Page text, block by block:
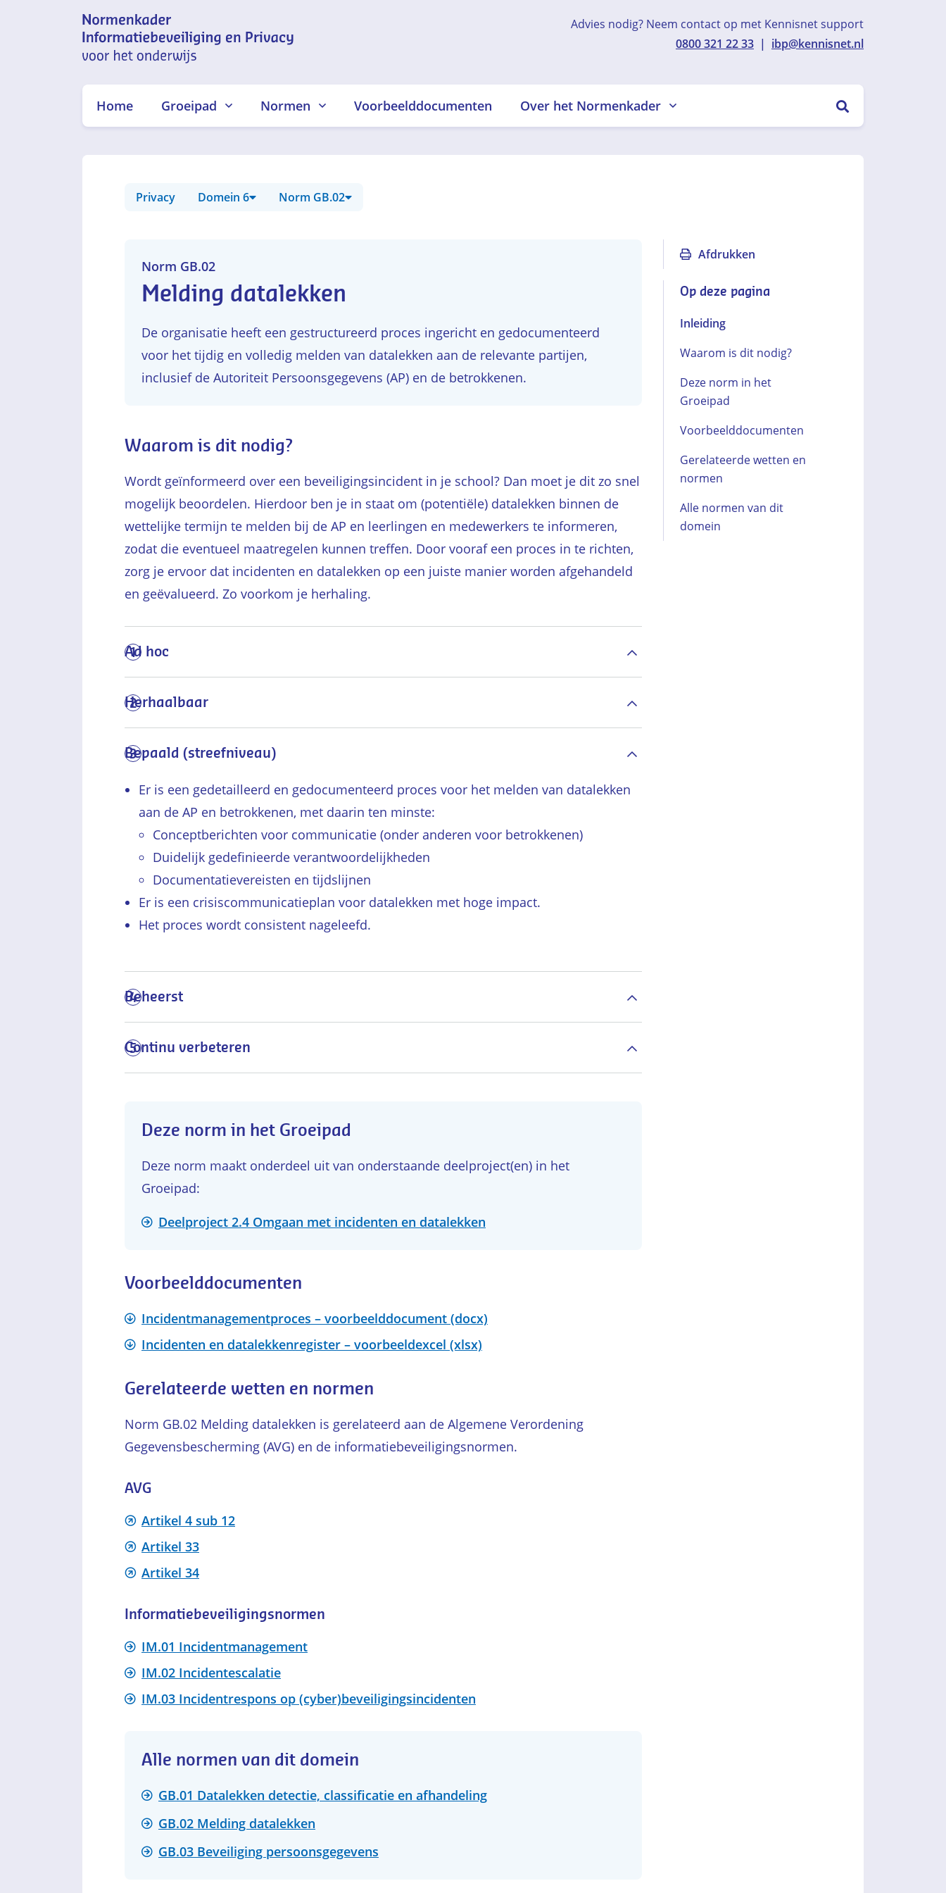
informatiebeveiliging en
privacy voor het onderwijs
Advies nodig? Neem contact op met Kennisnet support
0800 321 22 33 | ibp@kennisnet.nl
Home Groeipad Normen Voorbeelddocumenten Over het Normenkader ZOEKEN
Privacy Domein 6 Norm GB.02
Norm GB.02
Melding datalekken
De organisatie heeft een gestructureerd proces ingericht en gedocumenteerd
voor het tijdig en volledig melden van datalekken aan de relevante partijen,
inclusief de Autoriteit Persoonsgegevens (AP) en de betrokkenen.
Waarom is dit nodig?
Wordt geïnformeerd over een beveiligingsincident in je school? Dan moet je dit zo snel
mogelijk beoordelen. Hierdoor ben je in staat om (potentiële) datalekken binnen de
wettelijke termijn te melden bij de AP en leerlingen en medewerkers te informeren,
zodat die eventueel maatregelen kunnen treffen. Door vooraf een proces in te richten,
zorg je ervoor dat incidenten en datalekken op een juiste manier worden afgehandeld
en geëvalueerd. Zo voorkom je herhaling.
1
Ad hoc
2
Herhaalbaar
3
Bepaald (streefniveau)
Er is een gedetailleerd en gedocumenteerd proces voor het melden van datalekken
aan de AP en betrokkenen, met daarin ten minste:
Conceptberichten voor communicatie (onder anderen voor betrokkenen)
Duidelijk gedefinieerde verantwoordelijkheden
Documentatievereisten en tijdslijnen
Er is een crisiscommunicatieplan voor datalekken met hoge impact.
Het proces wordt consistent nageleefd.
4
Beheerst
5
Continu verbeteren
Deze norm in het Groeipad
Deze norm maakt onderdeel uit van onderstaande deelproject(en) in het
Groeipad:
Deelproject 2.4 Omgaan met incidenten en datalekken
Voorbeelddocumenten
Incidentmanagementproces – voorbeelddocument (docx)
Incidenten en datalekkenregister – voorbeeldexcel (xlsx)
Gerelateerde wetten en normen
Norm GB.02 Melding datalekken is gerelateerd aan de Algemene Verordening
Gegevensbescherming (AVG) en de informatiebeveiligingsnormen.
AVG
Artikel 4 sub 12
Artikel 33
Artikel 34
Informatiebeveiligingsnormen
IM.01 Incidentmanagement
IM.02 Incidentescalatie
IM.03 Incidentrespons op (cyber)beveiligingsincidenten
Alle normen van dit domein
GB.01 Datalekken detectie, classificatie en afhandeling
GB.02 Melding datalekken
GB.03 Beveiliging persoonsgegevens
Afdrukken
Op deze pagina
Inleiding
Waarom is dit nodig?
Deze norm in het
Groeipad
Voorbeelddocumenten
Gerelateerde wetten en
normen
Alle normen van dit
domein